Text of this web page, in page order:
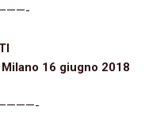
16 giugno 2018